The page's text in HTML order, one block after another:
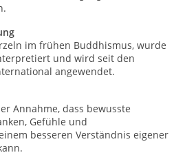
im frühen Buddhismus, wurde
und wird seit den
angewendet.
Annahme, dass bewusste
Gefühle und
besseren Verständnis eigener